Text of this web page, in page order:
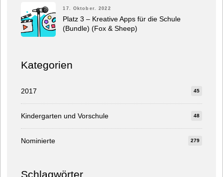
17. Oktober. 2022
Platz 3 – Kreative Apps für die Schule
(Bundle) (Fox & Sheep)
Kategorien
2017 45
Kindergarten und Vorschule 48
Nominierte 279
Schlagwörter